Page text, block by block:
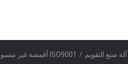
آلة صنع التقويم / ISO9001 أقمشة غير منسوجة سبائك الصلب التقويم ماكينة